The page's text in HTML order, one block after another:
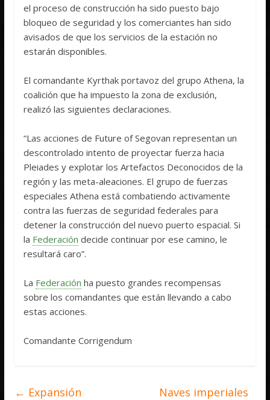
el proceso de construcción ha sido puesto bajo
bloqueo de seguridad y los comerciantes han sido
avisados de que los servicios de la estación no
estarán disponibles.
El comandante Kyrthak portavoz del grupo Athena, la
coalición que ha impuesto la zona de exclusión,
realizó las siguientes declaraciones.
“Las acciones de Future of Segovan representan un
descontrolado intento de proyectar fuerza hacia
Pleiades y explotar los Artefactos Deconocidos de la
región y las meta-aleaciones. El grupo de fuerzas
especiales Athena está combatiendo activamente
contra las fuerzas de seguridad federales para
detener la construcción del nuevo puerto espacial. Si
la Federación decide continuar por ese camino, le
resultará caro”.
La Federación ha puesto grandes recompensas
sobre los comandantes que están llevando a cabo
estas acciones.
Comandante Corrigendum
← Expansión
Naves imperiales